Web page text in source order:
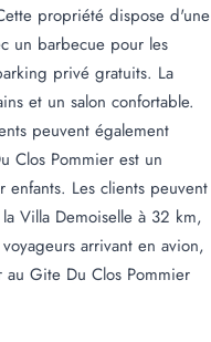
propriété dispose d'une
un barbecue pour les
privé gratuits. La
et un salon confortable.
peuvent également
Clos Pommier est un
Les clients peuvent
Villa Demoiselle à 32 km,
arrivant en avion,
Gite Du Clos Pommier